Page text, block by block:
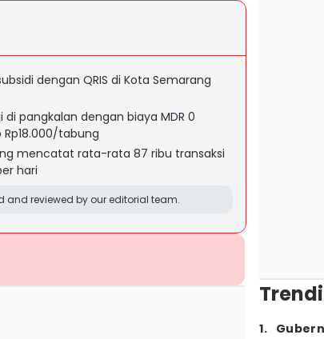
dengan QRIS di Kota Semarang
pangkalan dengan biaya MDR 0
tabung
mencatat rata-rata 87 ribu transaksi
hari
reviewed by our editorial team.
1.